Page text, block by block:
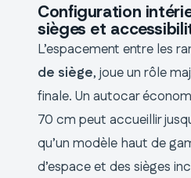
Configuration
sièges et
L’espacement entre les
de siège, joue un rôle
finale. Un autocar
70 cm peut accueillir
qu’un modèle haut de
d’espace et des sièges